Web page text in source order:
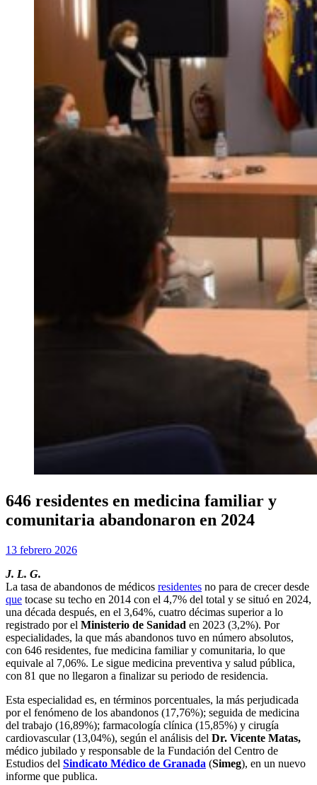
646 residentes en medicina familiar y
comunitaria abandonaron en 2024
porExamen MIR
Publicada
13 febrero 2026
J. L. G.
La tasa de abandonos de médicos residentes no para de crecer desde
que tocase su techo en 2014 con el 4,7% del total y se situó en 2024,
una década después, en el 3,64%, cuatro décimas superior a lo
registrado por el Ministerio de Sanidad en 2023 (3,2%). Por
especialidades, la que más abandonos tuvo en número absolutos,
con 646 residentes, fue medicina familiar y comunitaria, lo que
equivale al 7,06%. Le sigue medicina preventiva y salud pública,
con 81 que no llegaron a finalizar su periodo de residencia.
Esta especialidad es, en términos porcentuales, la más perjudicada
por el fenómeno de los abandonos (17,76%); seguida de medicina
del trabajo (16,89%); farmacología clínica (15,85%) y cirugía
cardiovascular (13,04%), según el análisis del Dr. Vicente Matas,
médico jubilado y responsable de la Fundación del Centro de
Estudios del Sindicato Médico de Granada (Simeg), en un nuevo
informe que publica.